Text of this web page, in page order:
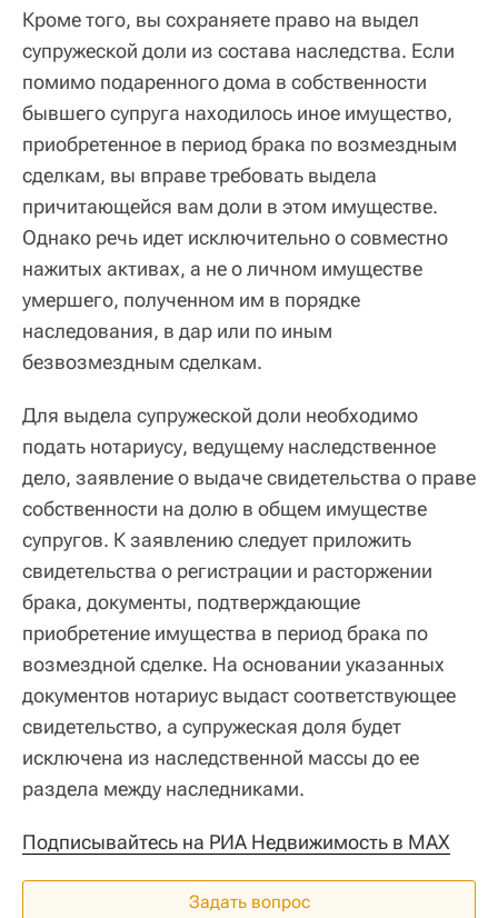
Кроме того, вы сохраняете право на выдел
супружеской доли из состава наследства. Если
помимо подаренного дома в собственности
бывшего супруга находилось иное имущество,
приобретенное в период брака по возмездным
сделкам, вы вправе требовать выдела
причитающейся вам доли в этом имуществе.
Однако речь идет исключительно о совместно
нажитых активах, а не о личном имуществе
умершего, полученном им в порядке
наследования, в дар или по иным
безвозмездным сделкам.
Для выдела супружеской доли необходимо
подать нотариусу, ведущему наследственное
дело, заявление о выдаче свидетельства о праве
собственности на долю в общем имуществе
супругов. К заявлению следует приложить
свидетельства о регистрации и расторжении
брака, документы, подтверждающие
приобретение имущества в период брака по
возмездной сделке. На основании указанных
документов нотариус выдаст соответствующее
свидетельство, а супружеская доля будет
исключена из наследственной массы до ее
раздела между наследниками.
Подписывайтесь на РИА Недвижимость в MAX
Задать вопрос